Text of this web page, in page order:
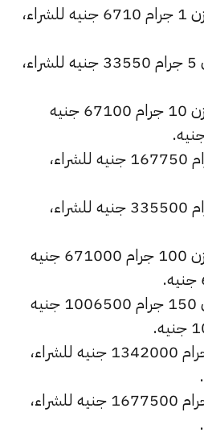
أسعار الذهب عيار 21 وزن 1 جرام 6710 جنيه للشراء،
سعر الذهب عيار 21 وزن 5 جرام 33550 جنيه للشراء،
أسعار الذهب عيار 21 وزن 10 جرام 67100 جنيه
سعر عيار 21 وزن 25 جرام 167750 جنيه للشراء،
سعر عيار 21 وزن 50 جرام 335500 جنيه للشراء،
أسعار الذهب عيار 21 وزن 100 جرام 671000 جنيه
سعر الذهب عيار 21 وزن 150 جرام 1006500 جنيه
سعر عيار 21 وزن 200 جرام 1342000 جنيه للشراء،
سعر عيار 21 وزن 250 جرام 1677500 جنيه للشراء،